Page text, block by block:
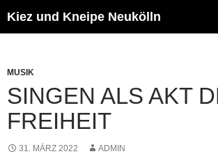
Inhalt
Kiez und Kneipe Neukölln
MUSIK
SINGEN ALS AKT
FREIHEIT
31. MÄRZ 2022 ADMIN